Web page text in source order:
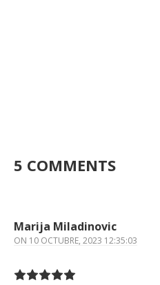
5 COMMENTS
Marija Miladinovic
ON 10 OCTUBRE, 2023 12:35:03